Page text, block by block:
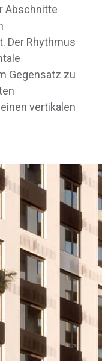
Abschnitte
Der Rhythmus
Gegensatz zu
vertikalen